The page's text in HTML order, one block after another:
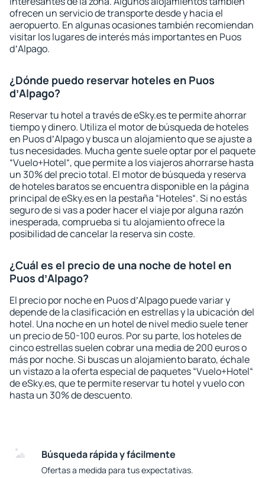
ofrecen un servicio de transporte desde y hacia el
aeropuerto. En algunas ocasiones también recomiendan
visitar los lugares de interés más importantes en Puos
dʼAlpago.
¿Dónde puedo reservar hoteles en Puos
dʼAlpago?
Reservar tu hotel a través de eSky.es te permite ahorrar
tiempo y dinero. Utiliza el motor de búsqueda de hoteles
en Puos dʼAlpago y busca un alojamiento que se ajuste a
tus necesidades. Mucha gente suele optar por el paquete
“Vuelo+Hotel“, que permite a los viajeros ahorrarse hasta
un 30% del precio total. El motor de búsqueda y reserva
de hoteles baratos se encuentra disponible en la página
principal de eSky.es en la pestaña “Hoteles“. Si no estás
seguro de si vas a poder hacer el viaje por alguna razón
inesperada, comprueba si tu alojamiento ofrece la
posibilidad de cancelar la reserva sin coste.
¿Cuál es el precio de una noche de hotel en
Puos dʼAlpago?
El precio por noche en Puos dʼAlpago puede variar y
depende de la clasificación en estrellas y la ubicación del
hotel. Una noche en un hotel de nivel medio suele tener
un precio de 50-100 euros. Por su parte, los hoteles de
cinco estrellas suelen cobrar una media de 200 euros o
más por noche. Si buscas un alojamiento barato, échale
un vistazo a la oferta especial de paquetes “Vuelo+Hotel“
de eSky.es, que te permite reservar tu hotel y vuelo con
hasta un 30% de descuento.
Búsqueda rápida y fácilmente
Ofertas a medida para tus expectativas.